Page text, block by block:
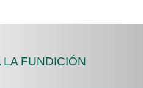
FUNDICIÓN